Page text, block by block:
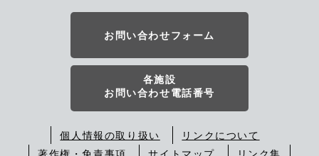
お問い合わせフォーム
各施設
お問い合わせ電話番号
個人情報の取り扱い
リンクについて
著作権・免責事項
サイトマップ リンク集